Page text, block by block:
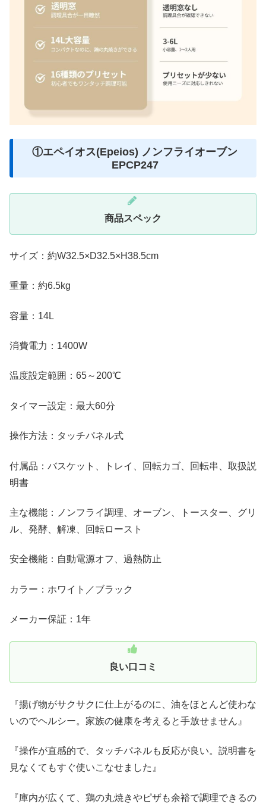
①エペイオス(Epeios) ノンフライオーブン
‎EPCP247
商品スペック
サイズ：約W32.5×D32.5×H38.5cm
重量：約6.5kg
容量：14L
消費電力：1400W
温度設定範囲：65～200℃
タイマー設定：最大60分
操作方法：タッチパネル式
付属品：バスケット、トレイ、回転カゴ、回転串、取扱説
明書
主な機能：ノンフライ調理、オーブン、トースター、グリ
ル、発酵、解凍、回転ロースト
安全機能：自動電源オフ、過熱防止
カラー：ホワイト／ブラック
メーカー保証：1年
良い口コミ
『揚げ物がサクサクに仕上がるのに、油をほとんど使わな
いのでヘルシー。家族の健康を考えると手放せません』
『操作が直感的で、タッチパネルも反応が良い。説明書を
見なくてもすぐ使いこなせました』
『庫内が広くて、鶏の丸焼きやピザも余裕で調理できるの